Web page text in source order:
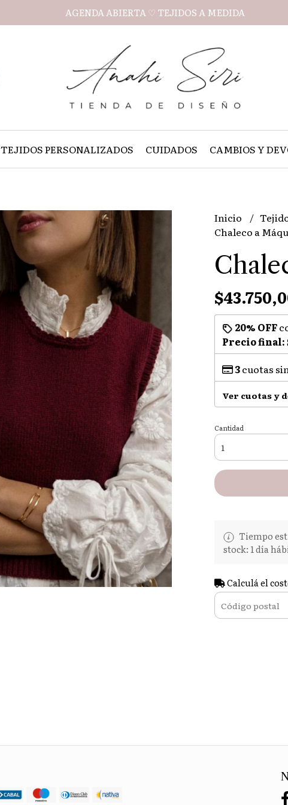
AGENDA ABIERTA ♡ TEJIDOS A MEDIDA
TEJIDOS PERSONALIZADOS CUIDADOS CAMBIOS Y
Inicio
Chaleco a
20% OFF
Precio final:
3cuotas
Ver cuotas y
Cantidad
Tiempo
stock: 1 día
Calculá el